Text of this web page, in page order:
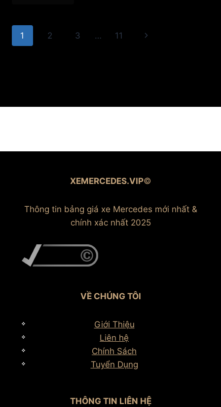
Page
1 2 3 … 11
Next
XEMERCEDES.VIP©
Thông tin bảng giá xe Mercedes mới nhất &
chính xác nhất 2025
VỀ CHÚNG TÔI
Giới Thiệu
Liên hệ
Chính Sách
Tuyển Dụng
THÔNG TIN LIÊN HỆ